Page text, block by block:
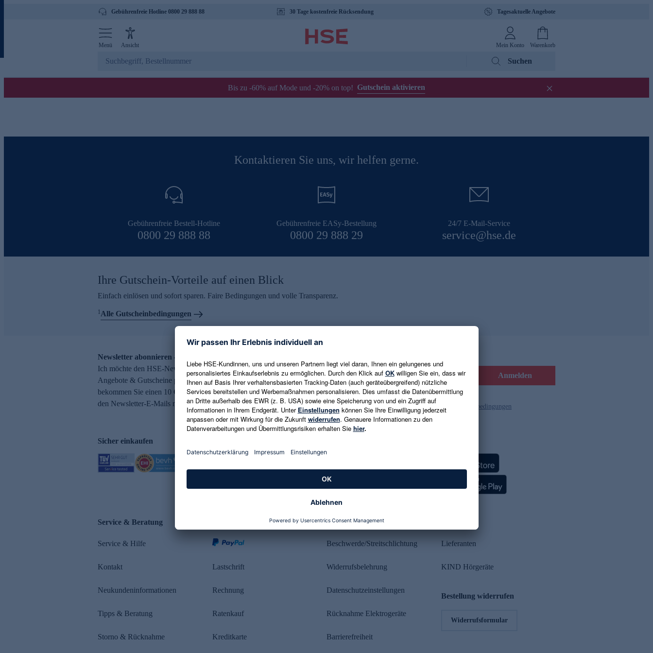
Gebührenfreie Hotline 0800 29 888 88 30 Tage kostenfreie Rücksendung Tagesaktuelle Angebote
Menü Ansicht Mein Konto Warenkorb
Suchen
Bis zu -60% auf Mode und -20% on top! Gutschein aktivieren
Kontaktieren Sie uns, wir helfen gerne.
Gebührenfreie Bestell-Hotline
0800 29 888 88
Gebührenfreie EASy-Bestellung
0800 29 888 29
24/7 E-Mail-Service
service@hse.de
Ihre Gutschein-Vorteile auf einen Blick
Einfach einlösen und sofort sparen. Faire Bedingungen und volle Transparenz.
1Alle Gutscheinbedingungen
Newsletter abonnieren – 10 € Gutschein erhalten
Ich möchte den HSE-Newsletter abonnieren und aktuelle Trends,
Angebote & Gutscheine per E-Mail erhalten. Als Dankeschön
bekommen Sie einen 10 € Gutschein. Eine Abmeldung ist jederzeit in
den Newsletter-E-Mails möglich.
E-Mail-Adresse eingeben Anmelden
Es gelten die Datenschutzrichtlinien und die Gutscheinbedingungen
Sicher einkaufen
Service & Beratung
Service & Hilfe
Kontakt
Neukundeninformationen
Tipps & Beratung
Storno & Rücknahme
Lastschrift
Rechnung
Ratenkauf
Kreditkarte
Rechtliches
Beschwerde/Streitschlichtung
Widerrufsbelehrung
Datenschutzeinstellungen
Rücknahme Elektrogeräte
Barrierefreiheit
Lieferanten
KIND Hörgeräte
Bestellung widerrufen
Widerrufsformular